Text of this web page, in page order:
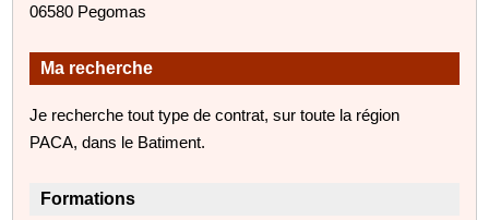
06580 Pegomas
Ma recherche
Je recherche tout type de contrat, sur toute la région
PACA, dans le Batiment.
Formations